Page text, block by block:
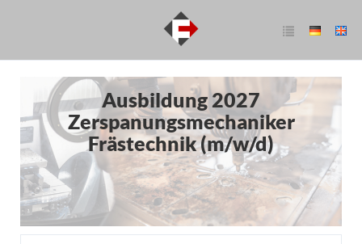
Ausbildung 2027
Zerspanungsmechaniker
Frästechnik (m/w/d)